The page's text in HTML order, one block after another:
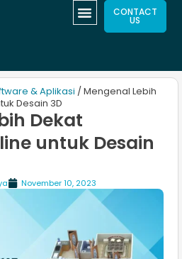
CONTACT
US
& Aplikasi / Mengenal Lebih
Desain 3D
Dekat
untuk Desain
November 10, 2023